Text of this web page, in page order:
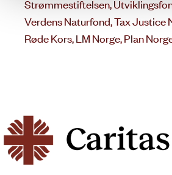
Strømmestiftelsen,
Verdens Naturfond, Tax Justice
Røde Kors, LM Norge, Plan